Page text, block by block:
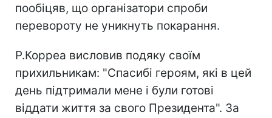
пообіцяв, що організатори спроби
перевороту не уникнуть покарання.
Р.Корреа висловив подяку своїм
прихильникам: "Спасибі героям, які в цей
день підтримали мене і були готові
віддати життя за свого Президента". За